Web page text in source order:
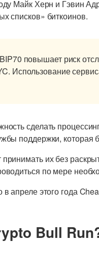
Майк Херн и Гэвин
списков» биткоинов.
повышает риск
Использование
сделать
поддержки, которая
их без
по мере
в апреле этого года
Bull